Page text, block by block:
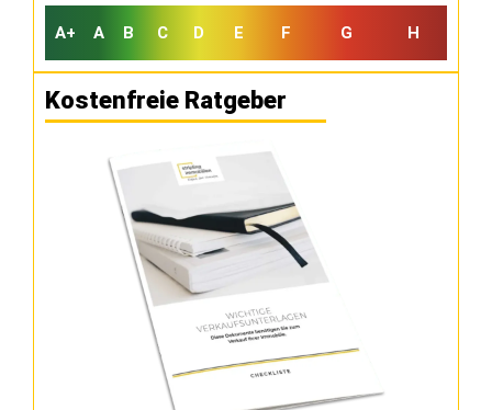
A+ A B C D E F G H
Kostenfreie Ratgeber